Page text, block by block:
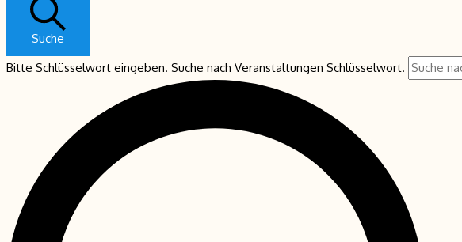
Juni
2026Suche
Bitte Schlüsselwort eingeben. Suche nach Veranstaltungen Schlüsselwort.